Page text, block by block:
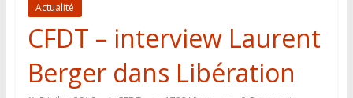
Actualité
CFDT – interview Laurent
Berger dans Libération